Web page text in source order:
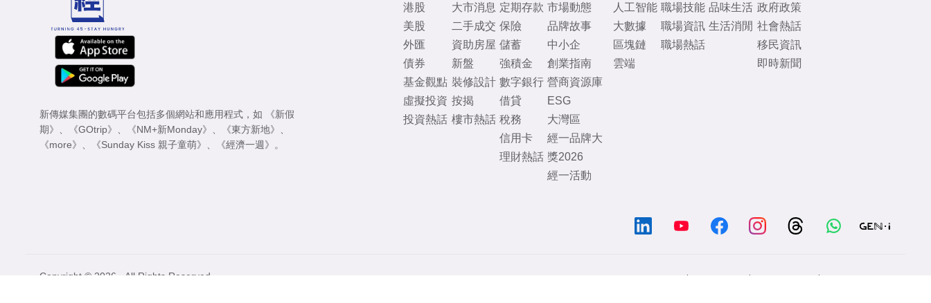
新傳媒集團的數碼平台包括多個網站和應用程式，如
《新假
期》
《GOtrip》 《NM+新Monday》 《東方新地》
《more》
《Sunday Kiss 親子童萌》 《經濟一週》 。
港股
美股
外匯
債券
基金觀點
虛擬投資
投資熱話
大市消息
二手成交
資助房屋
新盤
裝修設計
按揭
樓市熱話
定期存款
保險
儲蓄
強積金
數字銀行
借貸
稅務
信用卡
理財熱話
市場動態
品牌故事
中小企
創業指南
營商資源庫
ESG
大灣區
經一品牌大
獎2026
經一活動
人工智能
大數據
區塊鏈
雲端
職場技能
職場資訊
職場熱話
品味生活
生活消閒
政府政策
社會熱話
移民資訊
即時新聞
/ / /
Copyright © 2026 - All Rights Reserved